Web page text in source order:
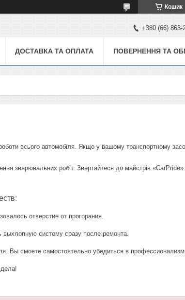
Кошик
+380 (66) 863-
ДОСТАВКА ТА ОПЛАТА ПОВЕРНЕННЯ ТА
всього автомобіля. Якщо у вашому транспортному
зварювальних робіт. Звертайтеся до майстрів
отверстие от прогорания.
выхлопную систему сразу после ремонта.
Вы смоете самостоятельно убедиться в